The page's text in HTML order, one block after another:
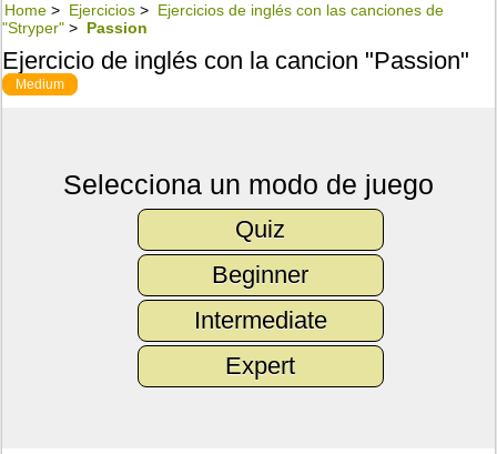
Home > Ejercicios > Ejercicios de inglés con las canciones de
"Stryper" > Passion
Ejercicio de inglés con la cancion "Passion"
Medium
Selecciona un modo de juego
Quiz
Beginner
Intermediate
Expert